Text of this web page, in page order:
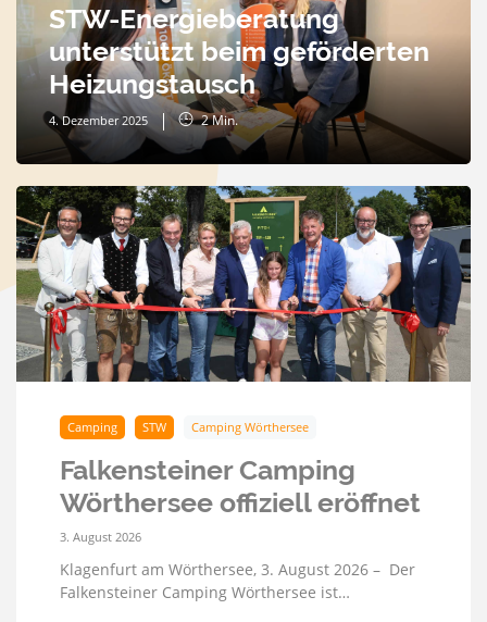
STW-Energieberatung
unterstützt beim geförderten
Heizungstausch
4. Dezember 2025 2Min.
Camping STW Camping Wörthersee
Falkensteiner Camping
Wörthersee offiziell eröffnet
3. August 2026
Klagenfurt am Wörthersee, 3. August 2026 – Der
Falkensteiner Camping Wörthersee ist…